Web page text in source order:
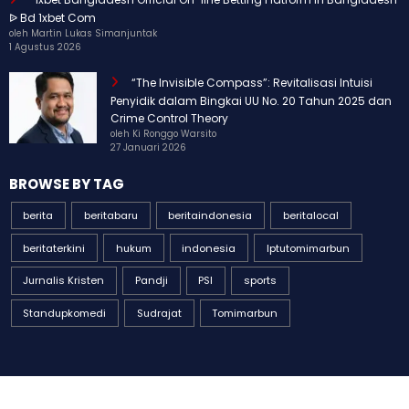
“1xbet Bangladesh Official On-line Betting Platform In Bangladesh
ᐉ Bd 1xbet Com
oleh Martin Lukas Simanjuntak
1 Agustus 2026
“The Invisible Compass”: Revitalisasi Intuisi
Penyidik dalam Bingkai UU No. 20 Tahun 2025 dan
Crime Control Theory
oleh Ki Ronggo Warsito
27 Januari 2026
BROWSE BY TAG
berita beritabaru beritaindonesia beritalocal
beritaterkini hukum indonesia Iptutomimarbun
Jurnalis Kristen Pandji PSI sports
Standupkomedi Sudrajat Tomimarbun